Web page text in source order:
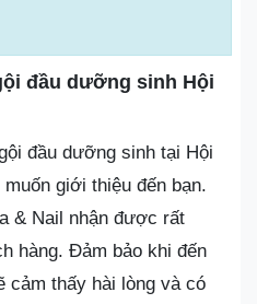
đầu dưỡng sinh Hội
đầu dưỡng sinh tại Hội
giới thiệu đến bạn.
& Nail nhận được rất
hàng. Đảm bảo khi đến
cảm thấy hài lòng và có